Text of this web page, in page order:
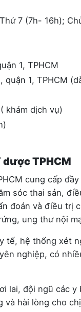
7 (7h- 16h);
1, TPHCM
1, TPHCM
khám dịch vụ)
dược TPHCM
cung cấp
sóc thai sản,
đoán và điều trị
ung thư nội
tế, hệ thống xét
nghiệp, có
lai, đội ngũ các y
và hài lòng cho